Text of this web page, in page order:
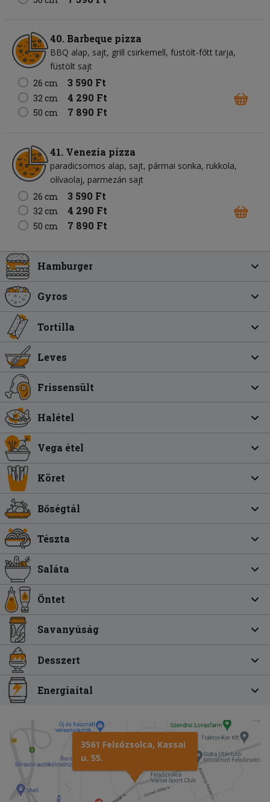
40. Barbeque pizza
BBQ alap sajt grill csirkemell füstölt-főtt tarja
füstölt sajt
26 cm
3 590 Ft
32 cm 4 290 Ft
50 cm 7 890 Ft
41. Venezia pizza
paradicsomos alap sajt pármai sonka rukkola
olívaolaj parmezán sajt
26 cm
3 590 Ft
32 cm 4 290 Ft
50 cm 7 890 Ft
Hamburger
Gyros
Tortilla
Leves
Frissensült
Halétel
Vega étel
Köret
Bőségtál
Tészta
Saláta
Öntet
Savanyúság
Desszert
Energiaital
3561 Felsőzsolca, Kassai
u. 55.